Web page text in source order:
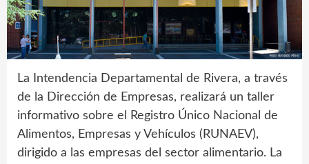
La Intendencia Departamental de Rivera, a través
de la Dirección de Empresas, realizará un taller
informativo sobre el Registro Único Nacional de
Alimentos, Empresas y Vehículos (RUNAEV),
dirigido a las empresas del sector alimentario. La